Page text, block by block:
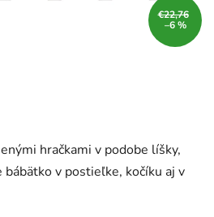
hračkami v podobe líšky,
bábätko v postieľke, kočíku aj v
€22,76
–6 %